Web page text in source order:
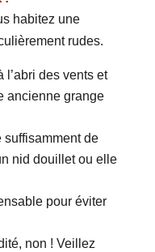
habitez une
rudes.
l’abri des vents et
ancienne grange
suffisamment de
nid douillet ou elle
pour éviter
non ! Veillez